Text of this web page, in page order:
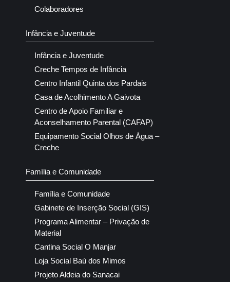
Colaboradores
Infância e Juventude
Infância e Juventude
Creche Tempos de Infância
Centro Infantil Quinta dos Pardais
Casa de Acolhimento A Gaivota
Centro de Apoio Familiar e
Aconselhamento Parental (CAFAP)
Equipamento Social Olhos de Água –
Creche
Família e Comunidade
Família e Comunidade
Gabinete de Inserção Social (GIS)
Programa Alimentar – Privação de
Material
Cantina Social O Manjar
Loja Social Baú dos Mimos
Projeto Aldeia do Sanacai